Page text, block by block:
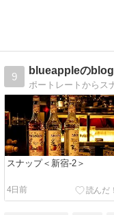
9
blueappleのblog
スナップ＜新宿-2＞
4日前